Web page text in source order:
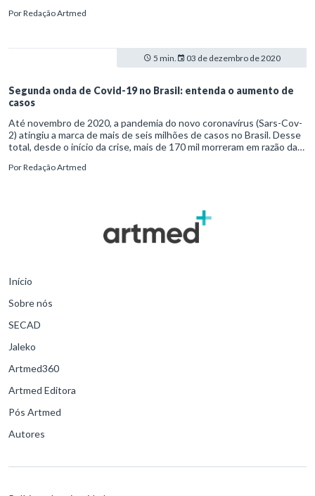
PorRedação Artmed
5 min. 03 de dezembro de 2020
Segunda onda de Covid-19 no Brasil: entenda o aumento de
casos
Até novembro de 2020, a pandemia do novo coronavírus (Sars-Cov-
2) atingiu a marca de mais de seis milhões de casos no Brasil. Desse
total, desde o início da crise, mais de 170 mil morreram em razão da
uma nota técnica alertando para o que seria uma segunda onda da
PorRedação Artmed
Início
Sobre nós
SECAD
Jaleko
Artmed360
Artmed Editora
Pós Artmed
Autores